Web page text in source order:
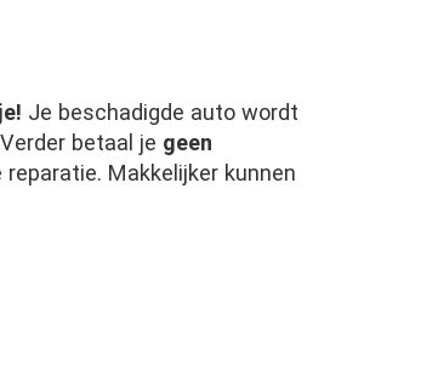
Je beschadigde auto wordt
betaal je geen
reparatie. Makkelijker kunnen